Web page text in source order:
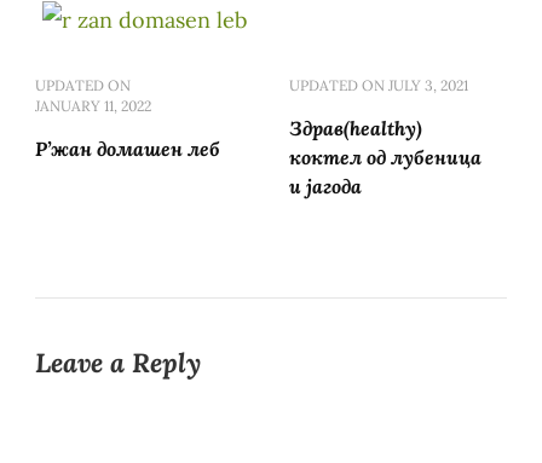
UPDATED ON
JANUARY 11, 2022
Р’жан домашен леб
UPDATED ON JULY 3, 2021
Здрав(healthy)
коктел од лубеница
и јагода
Leave a Reply